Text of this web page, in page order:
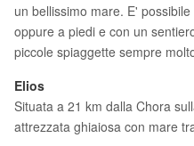
un bellissimo mare. E'
oppure a piedi e con un
piccole spiaggette sempre
Elios
Situata a 21 km dalla Chora
attrezzata ghiaiosa con mare